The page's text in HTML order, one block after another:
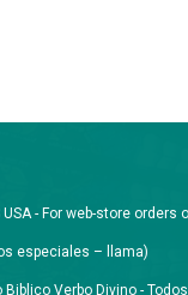
USA - For web-store
especiales – llama)
Verbo Divino -